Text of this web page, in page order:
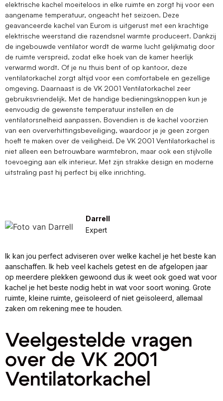
elektrische kachel moeiteloos in elke ruimte en zorgt hij voor een
aangename temperatuur, ongeacht het seizoen. Deze
geavanceerde kachel van Eurom is uitgerust met een krachtige
elektrische weerstand die razendsnel warmte produceert. Dankzij
de ingebouwde ventilator wordt de warme lucht gelijkmatig door
de ruimte verspreid, zodat elke hoek van de kamer heerlijk
verwarmd wordt. Of je nu thuis bent of op kantoor, deze
ventilatorkachel zorgt altijd voor een comfortabele en gezellige
omgeving. Daarnaast is de VK 2001 Ventilatorkachel zeer
gebruiksvriendelijk. Met de handige bedieningsknoppen kun je
eenvoudig de gewenste temperatuur instellen en de
ventilatorsnelheid aanpassen. Bovendien is de kachel voorzien
van een oververhittingsbeveiliging, waardoor je je geen zorgen
hoeft te maken over de veiligheid. De VK 2001 Ventilatorkachel is
niet alleen een betrouwbare warmtebron, maar ook een stijlvolle
toevoeging aan elk interieur. Met zijn strakke design en moderne
uitstraling past hij perfect bij elke inrichting.
Darrell
Expert
Ik kan jou perfect adviseren over welke kachel je het beste kan
aanschaffen. Ik heb veel kachels getest en de afgelopen jaar
op meerdere plekken gewoond dus ik weet ook goed wat voor
kachel je het beste nodig hebt in wat voor soort woning. Grote
ruimte, kleine ruimte, geïsoleerd of niet geïsoleerd, allemaal
zaken om rekening mee te houden.
Veelgestelde vragen
over de VK 2001
Ventilatorkachel